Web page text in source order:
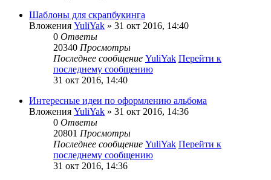
Шаблоны для скрапбукинга
Вложения YuliYak » 31 окт 2016, 14:40
0 Ответы
20340 Просмотры
Последнее сообщение YuliYak Перейти к
последнему сообщению
31 окт 2016, 14:40
Интересные идеи по оформлению альбома
Вложения YuliYak » 31 окт 2016, 14:36
0 Ответы
20801 Просмотры
Последнее сообщение YuliYak Перейти к
последнему сообщению
31 окт 2016, 14:36